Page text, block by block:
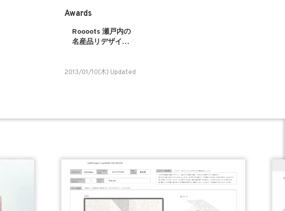
Awards
Roooots 瀬戸内の
名産品リデザイン
2013/01/10(木) Updated